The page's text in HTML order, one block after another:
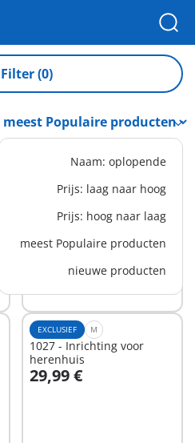
Filter (0)
Naam: oplopende
Prijs: laag naar hoog
Prijs: hoog naar laag
meest Populaire producten
nieuwe producten
EXCLUSIEF XL
Kerstman
44,99 €
In winkelwagen
EXCLUSIEF M
1027 - Inrichting voor
herenhuis
29,99 €
In winkelwagen